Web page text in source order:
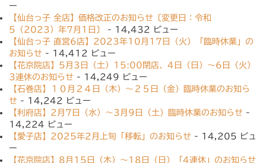
ー
【仙台っ子 全店】価格改正のお知らせ〔変更日：令和
5（2023）年7月1日〕
- 14,432 ビュー
【仙台っ子 直営6店】2023年10月17日（火）「臨時休業」の
お知らせ - 14,412 ビュー
【花京院店】5月3日（土）15:00閉店、4日（日）〜6日（火）
3連休のお知らせ - 14,249 ビュー
【石巻店】１０月２４日（木）〜２５日（金）臨時休業のお知ら
せ - 14,242 ビュー
【利府店】2月7日（水）〜3月9日（土）臨時休業のお知らせ -
14,224 ビュー
【愛子店】2025年2月上旬「移転」のお知らせ - 14,205 ビュ
ー
【花京院店】8月15日（木）〜18日（日）「4連休」のお知らせ